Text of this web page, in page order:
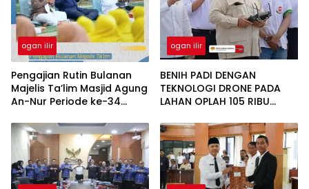
ogan ilir
Pengajian Rutin Bulanan
Majelis Ta’lim Masjid Agung
An-Nur Periode ke-34
2025,Buatlah judul di
samping menjadi lebih
menarik
ogan ilir
BENIH PADI DENGAN
TEKNOLOGI DRONE PADA
LAHAN OPLAH 105 RIBU
ILIR,Buatlah judul di
samping menjadi lebih
menarik